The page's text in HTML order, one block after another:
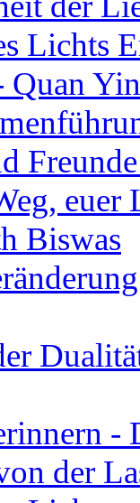
Lichts
euer
Biswas
-
der